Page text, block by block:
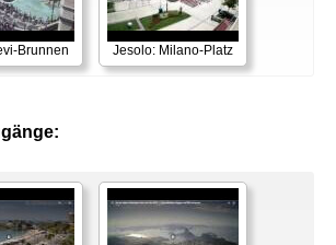
Brunnen Jesolo: Milano-Platz